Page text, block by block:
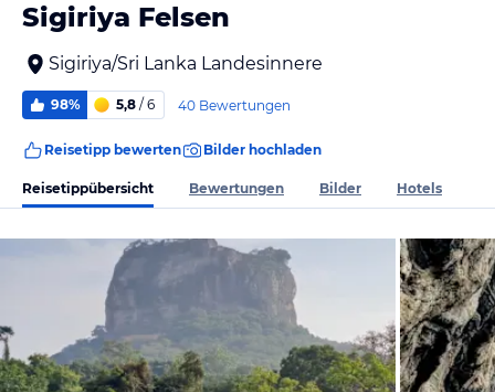
Sigiriya Felsen
Sigiriya/Sri Lanka Landesinnere
98% 5,8 / 6 40 Bewertungen
Reisetipp bewerten Bilder hochladen
Reisetippübersicht Bewertungen Bilder Hotels